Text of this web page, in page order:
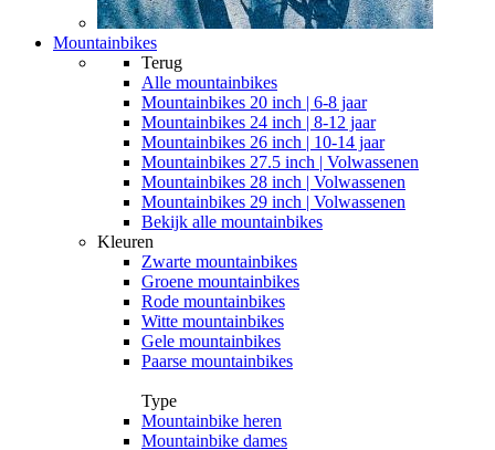
Mountainbikes
Terug
Alle mountainbikes
Mountainbikes 20 inch | 6-8 jaar
Mountainbikes 24 inch | 8-12 jaar
Mountainbikes 26 inch | 10-14 jaar
Mountainbikes 27.5 inch | Volwassenen
Mountainbikes 28 inch | Volwassenen
Mountainbikes 29 inch | Volwassenen
Bekijk alle mountainbikes
Kleuren
Zwarte mountainbikes
Groene mountainbikes
Rode mountainbikes
Witte mountainbikes
Gele mountainbikes
Paarse mountainbikes
Type
Mountainbike heren
Mountainbike dames